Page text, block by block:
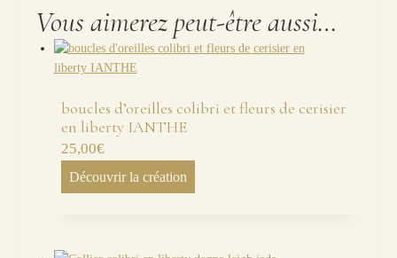
Vous aimerez peut-être aussi…
boucles d’oreilles colibri et fleurs de cerisier
en liberty IANTHE
25,00€
Découvrir la création